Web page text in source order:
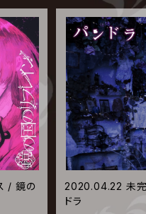
/ 鏡の
2020.04.22 未完
ドラ